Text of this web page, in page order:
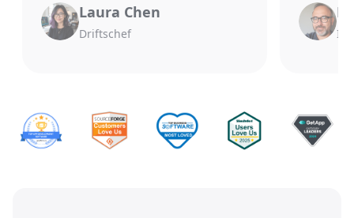
Laura Chen
Driftschef It-